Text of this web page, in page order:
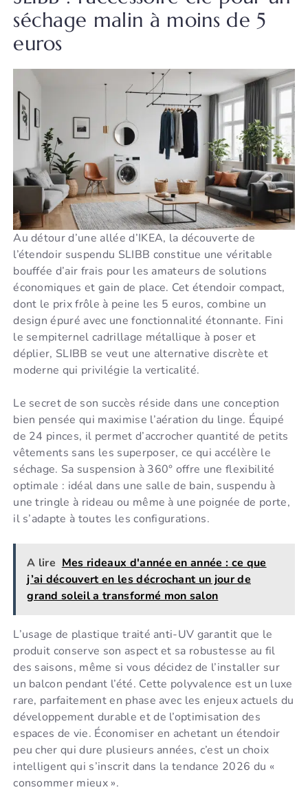
séchage malin à moins de 5
euros
Au détour d’une allée d’IKEA, la découverte de
l’étendoir suspendu SLIBB constitue une véritable
bouffée d’air frais pour les amateurs de solutions
économiques et gain de place. Cet étendoir compact,
dont le prix frôle à peine les 5 euros, combine un
design épuré avec une fonctionnalité étonnante. Fini
le sempiternel cadrillage métallique à poser et
déplier, SLIBB se veut une alternative discrète et
moderne qui privilégie la verticalité.
Le secret de son succès réside dans une conception
bien pensée qui maximise l’aération du linge. Équipé
de 24 pinces, il permet d’accrocher quantité de petits
vêtements sans les superposer, ce qui accélère le
séchage. Sa suspension à 360° offre une flexibilité
optimale : idéal dans une salle de bain, suspendu à
une tringle à rideau ou même à une poignée de porte,
il s’adapte à toutes les configurations.
A lire Mes rideaux d'année en année : ce que
j’ai découvert en les décrochant un jour de
grand soleil a transformé mon salon
L’usage de plastique traité anti-UV garantit que le
produit conserve son aspect et sa robustesse au fil
des saisons, même si vous décidez de l’installer sur
un balcon pendant l’été. Cette polyvalence est un luxe
rare, parfaitement en phase avec les enjeux actuels du
développement durable et de l’optimisation des
espaces de vie. Économiser en achetant un étendoir
peu cher qui dure plusieurs années, c’est un choix
intelligent qui s’inscrit dans la tendance 2026 du «
consommer mieux ».